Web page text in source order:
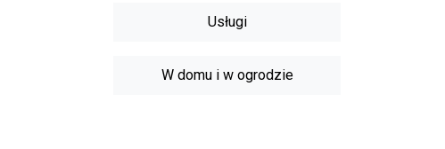
Usługi
W domu i w ogrodzie